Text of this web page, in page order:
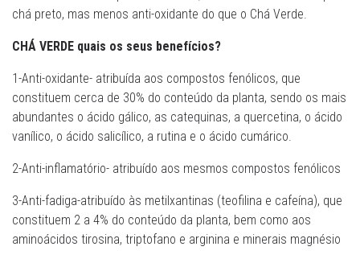
chá preto, mas menos anti-oxidante do que o Chá Verde.
CHÁ VERDE quais os seus benefícios?
1-Anti-oxidante- atribuída aos compostos fenólicos, que
constituem cerca de 30% do conteúdo da planta, sendo os mais
abundantes o ácido gálico, as catequinas, a quercetina, o ácido
vanílico, o ácido salicílico, a rutina e o ácido cumárico.
2-Anti-inflamatório- atribuído aos mesmos compostos fenólicos
3-Anti-fadiga-atribuído às metilxantinas (teofilina e cafeína), que
constituem 2 a 4% do conteúdo da planta, bem como aos
aminoácidos tirosina, triptofano e arginina e minerais magnésio